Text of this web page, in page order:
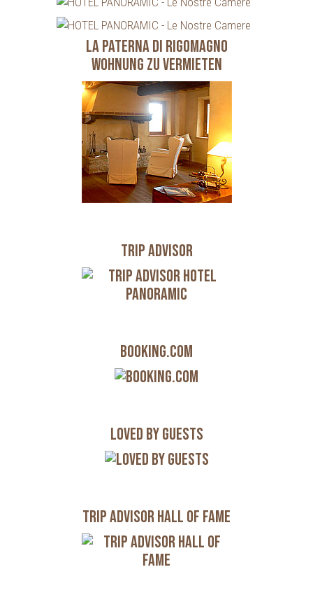
LA PATERNA DI RIGOMAGNO
Wohnung zu vermieten
Trip Advisor
Booking.com
Loved by Guests
Trip Advisor Hall of Fame